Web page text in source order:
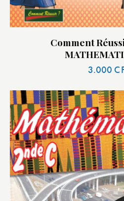
Comment
3.000